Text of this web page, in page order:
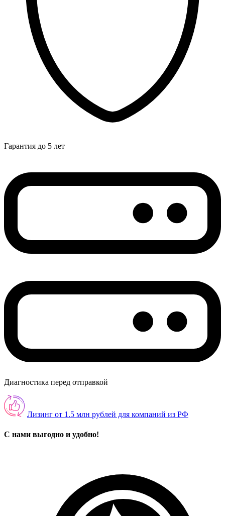
Гарантия до 5 лет
Диагностика перед отправкой
Лизинг от 1.5 млн рублей для компаний из РФ
С нами выгодно и удобно!